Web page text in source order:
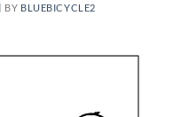
BY BLUEBICYCLE2